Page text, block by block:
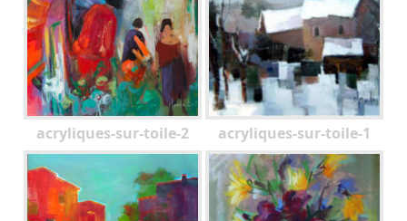
acryliques-sur-toile-2 acryliques-sur-toile-1